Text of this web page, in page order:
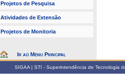
Projetos de Pesquisa
Atividades de Extensão
Projetos de Monitoria
Ir ao Menu Principal
SIGAA | STI - Superintendência de Tecnologia